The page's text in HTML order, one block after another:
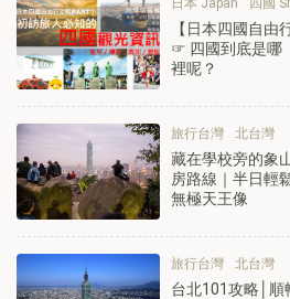
日本 Japan 四國
【日本四國自
☞ 四國到底是哪
裡呢？
旅行台灣 北台灣
藏在學校旁的象
房路線｜半日輕
無極天王像
旅行台灣 北台灣
台北101攻略│順